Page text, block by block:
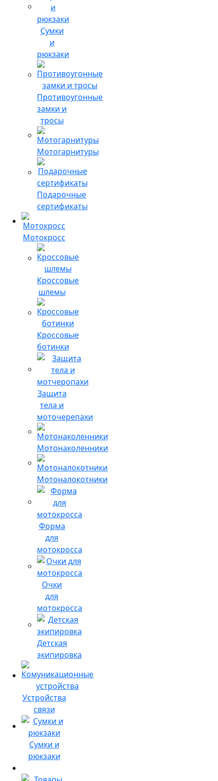
Сумки
и
рюкзаки
Противоугонные
замки и
тросы
Мотогарнитуры
Подарочные
сертификаты
Мотокросс
Кроссовые
шлемы
Кроссовые
ботинки
Защита
тела и
моточерепахи
Мотонаколенники
Мотоналокотники
Форма
для
мотокросса
Очки
для
мотокросса
Детская
экипировка
Устройства
связи
Сумки и
рюкзаки